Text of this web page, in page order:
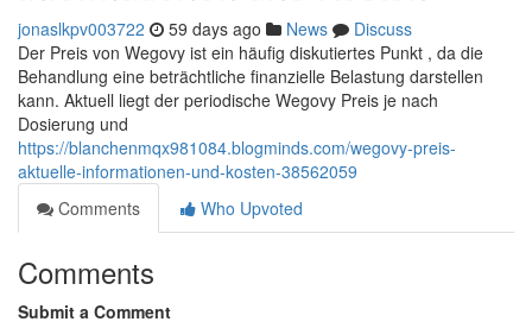
jonaslkpv003722 59 days ago News
Discuss
Der Preis von Wegovy ist ein häufig diskutiertes Punkt , da die
Behandlung eine beträchtliche finanzielle Belastung darstellen
kann. Aktuell liegt der periodische Wegovy Preis je nach
Dosierung und
https://blanchenmqx981084.blogminds.com/wegovy-preis-
aktuelle-informationen-und-kosten-38562059
Comments
Who Upvoted
Comments
Submit a Comment